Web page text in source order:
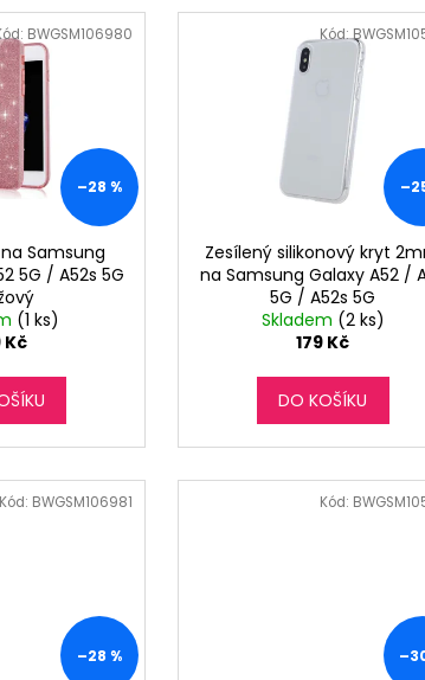
–28 %
Samsung
5G / A52s 5G
(1 ks)
Kč
BWGSM106980
Zesílený silikonový kryt
na Samsung Galaxy A52 /
5G / A52s 5G
Skladem (2 ks)
179 Kč
DO KOŠÍKU
Kód:
–28 %
Kód: BWGSM106981 Kód: